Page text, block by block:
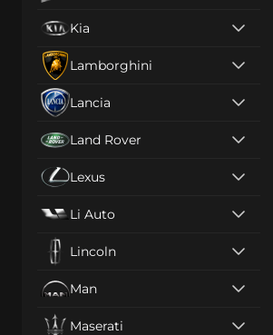
Kia
Lamborghini
Lancia
Land Rover
Lexus
Li Auto
Lincoln
Man
Maserati